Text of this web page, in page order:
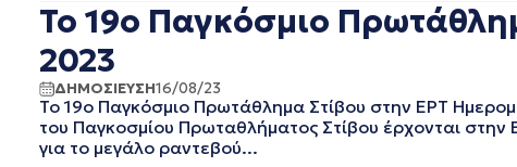
EΡΤ2 ΣΠΟΡ
EΡΤNEWS
ΓΕΝΙΚΗ
ΓΡΑΦΕΙΟ ΤΥΠΟΥ ΕΡΤ
ΚΙΝΗΜΑΤΟΓΡΑΦΙΚΕΣ
ΤΑΙΝΙΕΣ
ΙΟΥΛΙΟΣ 2025
ΙΟΥΝΙΟΣ 2025
ΑΠΡΙΛΙΟΣ 2025
ΜΑΡΤΙΟΣ 2025
ΦΕΒΡΟΥΑΡΙΟΣ 2025
Το 19o Παγκόσμιο
2023
ΔΗΜΟΣΙΕΥΣΗ16/08/23
Το 19o Παγκόσμιο Πρωτάθλημα Στίβου στην ΕΡΤ
του Παγκοσμίου Πρωταθλήματος Στίβου έρχονται
για το μεγάλο ραντεβού...